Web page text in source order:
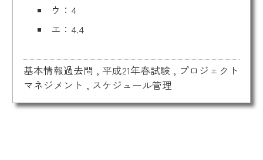
ウ：4
エ：4.4
基本情報過去問 , 平成21年春試験 , プロジェクト
マネジメント , スケジュール管理